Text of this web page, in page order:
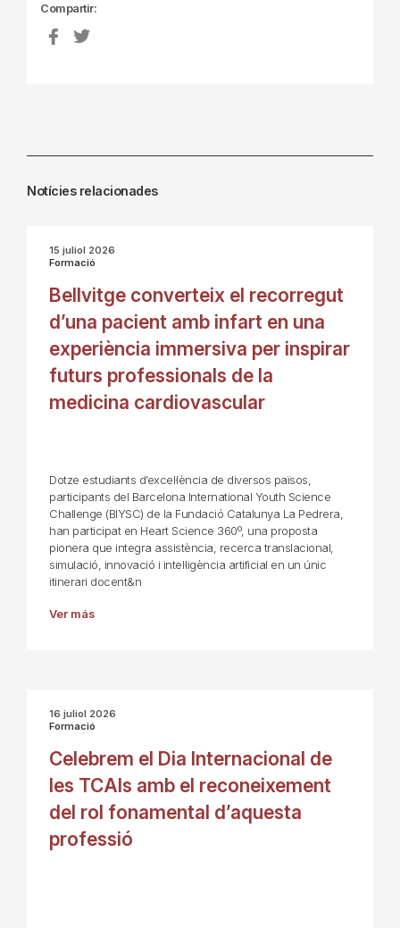
Compartir:
Notícies relacionades
15 juliol 2026
Formació
Bellvitge converteix el recorregut
d’una pacient amb infart en una
experiència immersiva per inspirar
futurs professionals de la
medicina cardiovascular
Dotze estudiants d’excel·lència de diversos països,
participants del Barcelona International Youth Science
Challenge (BIYSC) de la Fundació Catalunya La Pedrera,
han participat en Heart Science 360º, una proposta
pionera que integra assistència, recerca translacional,
simulació, innovació i intel·ligència artificial en un únic
itinerari docent&n
Ver más
16 juliol 2026
Formació
Celebrem el Dia Internacional de
les TCAIs amb el reconeixement
del rol fonamental d’aquesta
professió